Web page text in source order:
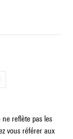
reflète pas les
vous référer aux